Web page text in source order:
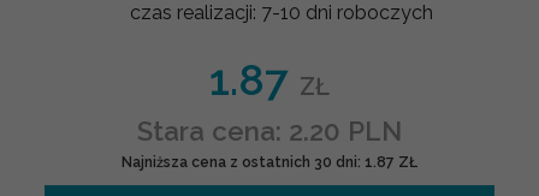
czas realizacji: 7-10 dni roboczych
1.87 ZŁ
Stara cena: 2.20 PLN
Najniższa cena z ostatnich 30 dni: 1.87 ZŁ